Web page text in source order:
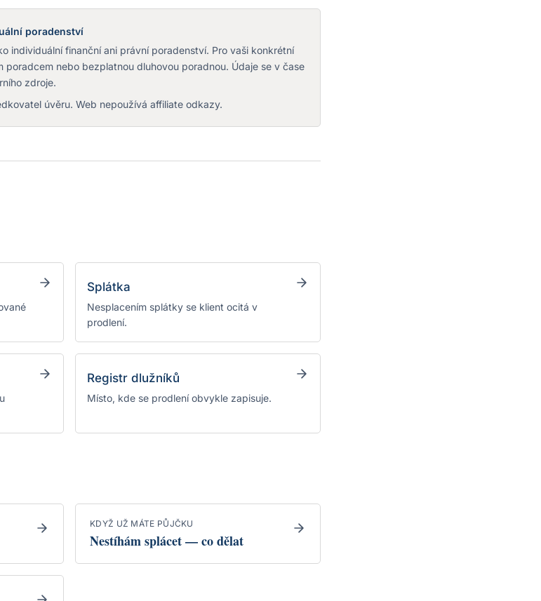
poradenství
individuální finanční ani právní poradenství. Pro vaši konkrétní
poradcem nebo bezplatnou dluhovou poradnou. Údaje se v čase
zdroje.
úvěru. Web nepoužívá affiliate odkazy.
Splátka
Nesplacením splátky se klient ocitá v
prodlení.
Registr dlužníků
Místo, kde se prodlení obvykle zapisuje.
KDYŽ UŽ MÁTE PŮJČKU
Nestíhám splácet — co dělat